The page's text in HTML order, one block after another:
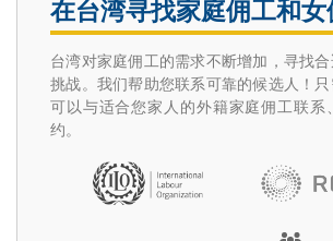
在台湾寻找家庭佣工和女
台湾对家庭佣工的需求不断增加，寻找
挑战。我们帮助您联系可靠的候选人！
可以与适合您家人的外籍家庭佣工联系
约。